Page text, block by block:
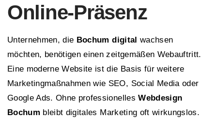
Online-Präsenz
Unternehmen, die Bochum digital wachsen
möchten, benötigen einen zeitgemäßen Webauftritt.
Eine moderne Website ist die Basis für weitere
Marketingmaßnahmen wie SEO, Social Media oder
Google Ads. Ohne professionellesWebdesign
Bochum bleibt digitales Marketing oft wirkungslos.